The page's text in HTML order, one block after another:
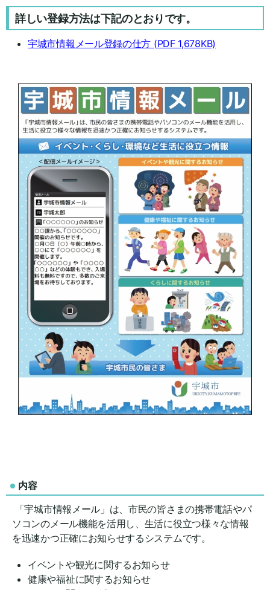
詳しい登録方法は下記のとおりです。
宇城市情報メール登録の仕方 (PDF 1,678KB)
内容
「宇城市情報メール」は、市民の皆さまの携帯電話やパ
ソコンのメール機能を活用し、生活に役立つ様々な情報
を迅速かつ正確にお知らせするシステムです。
イベントや観光に関するお知らせ
健康や福祉に関するお知らせ